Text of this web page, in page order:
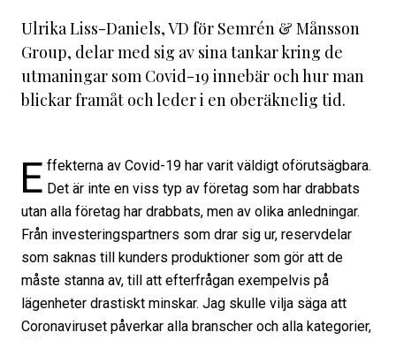
Ulrika Liss-Daniels, VD för Semrén & Månsson
Group, delar med sig av sina tankar kring de
utmaningar som Covid-19 innebär och hur man
blickar framåt och leder i en oberäknelig tid.
E ffekterna av Covid-19 har varit väldigt oförutsägbara.
Det är inte en viss typ av företag som har drabbats
utan alla företag har drabbats, men av olika anledningar.
Från investeringspartners som drar sig ur, reservdelar
som saknas till kunders produktioner som gör att de
måste stanna av, till att efterfrågan exempelvis på
lägenheter drastiskt minskar. Jag skulle vilja säga att
Coronaviruset påverkar alla branscher och alla kategorier,